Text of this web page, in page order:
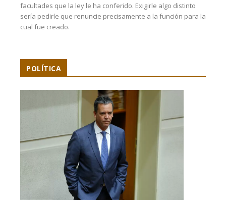
facultades que la ley le ha conferido. Exigirle algo distinto
sería pedirle que renuncie precisamente a la función para la
cual fue creado.
POLÍTICA